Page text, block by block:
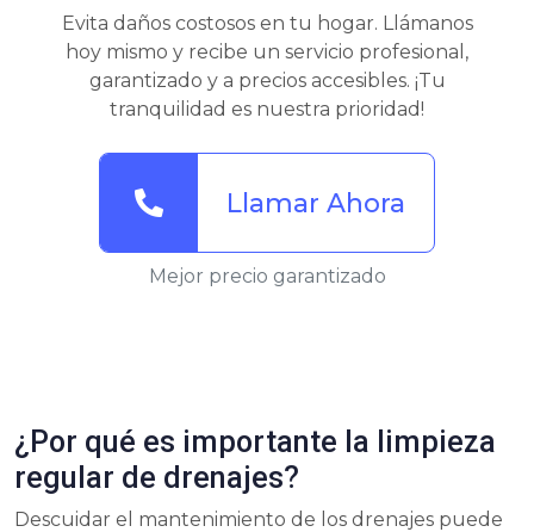
Evita daños costosos en tu hogar. Llámanos
hoy mismo y recibe un servicio profesional,
garantizado y a precios accesibles. ¡Tu
tranquilidad es nuestra prioridad!
Llamar Ahora
Mejor precio garantizado
¿Por qué es importante la limpieza
regular de drenajes?
Descuidar el mantenimiento de los drenajes puede